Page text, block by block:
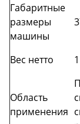
Габаритные
размеры
машины
Вес нетто
Область
применения